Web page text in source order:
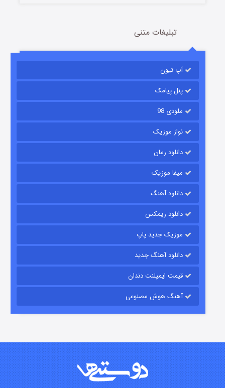
رویایی برای تو
قسمت
قسمت2 (دوبله) منتشر شد
تبلیغات متنی
آپ تیون
پنل پیامک
ملودی 98
نواز موزیک
دانلود رمان
میفا موزیک
دانلود آهنگ
دانلود ریمکس
موزیک جدید پاپ
دانلود آهنگ جدید
قیمت ایمپلنت دندان
آهنگ هوش مصنوعی